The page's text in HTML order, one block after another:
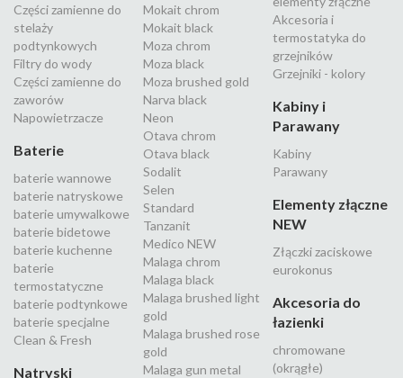
Części zamienne do
stelaży
podtynkowych
Filtry do wody
Części zamienne do
zaworów
Napowietrzacze
Baterie
baterie wannowe
baterie natryskowe
baterie umywalkowe
baterie bidetowe
baterie kuchenne
baterie
termostatyczne
baterie podtynkowe
baterie specjalne
Clean & Fresh
Natryski
Mokait chrom
Mokait black
Moza chrom
Moza black
Moza brushed gold
Narva black
Neon
Otava chrom
Otava black
Sodalit
Selen
Standard
Tanzanit
Medico NEW
Malaga chrom
Malaga black
Malaga brushed light
gold
Malaga brushed rose
gold
Malaga gun metal
Akcesoria i
termostatyka do
grzejników
Grzejniki - kolory
Kabiny i
Parawany
Kabiny
Parawany
Elementy złączne
NEW
Złączki zaciskowe
eurokonus
Akcesoria do
łazienki
chromowane
(okrągłe)